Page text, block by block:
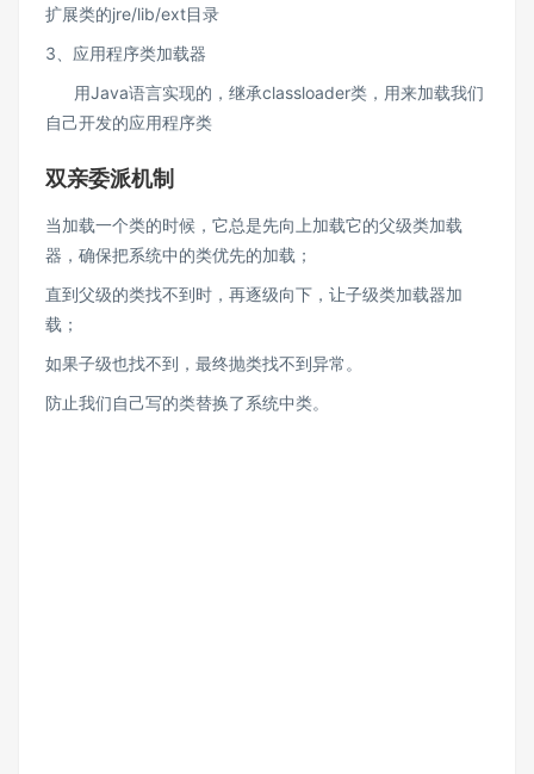
扩展类的jre/lib/ext目录
3、应用程序类加载器
用Java语言实现的，继承classloader类，用来加载我们
自己开发的应用程序类
双亲委派机制
当加载一个类的时候，它总是先向上加载它的父级类加载
器，确保把系统中的类优先的加载；
直到父级的类找不到时，再逐级向下，让子级类加载器加
载；
如果子级也找不到，最终抛类找不到异常。
防止我们自己写的类替换了系统中类。